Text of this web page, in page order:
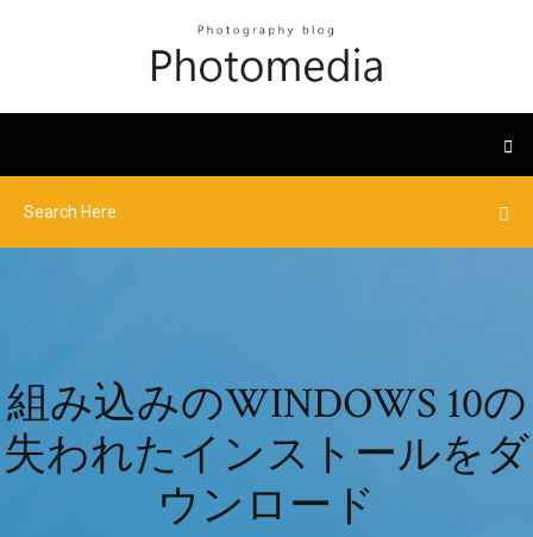
組み込みのWINDOWS 10の
失われたインストールをダ
ウンロード